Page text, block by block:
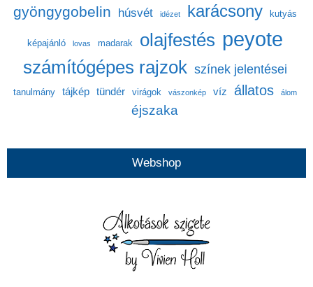
gyöngygobelin húsvét idézet karácsony kutyás
képajánló lovas madarak olajfestés peyote
számítógépes rajzok színek jelentései
tanulmány tájkép tündér virágok vászonkép víz állatos álom
éjszaka
Webshop